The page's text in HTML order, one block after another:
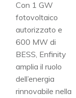
Con 1 GW
fotovoltaico
autorizzato e
600 MW di
BESS, Enfinity
amplia il ruolo
dell’energia
rinnovabile nella